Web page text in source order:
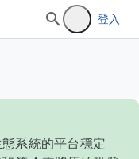
登入
系統的平台穩定